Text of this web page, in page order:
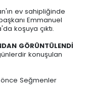
ev sahipliğinde
Emmanuel
koşuya çıktı.
GÖRÜNTÜLENDİ
konuşulan
Seğmenler